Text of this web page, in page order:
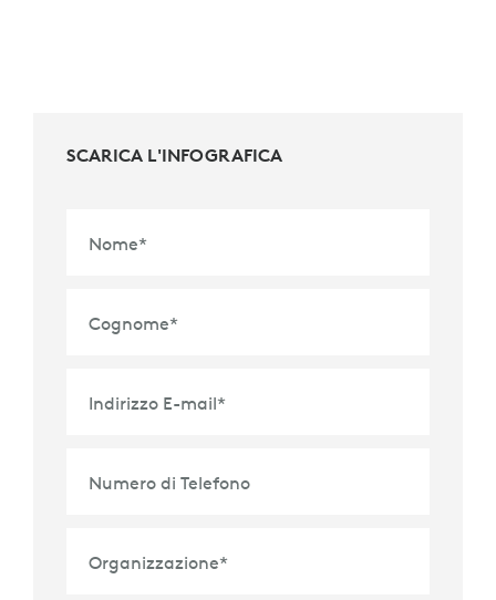
SCARICA L'INFOGRAFICA
Nome*
Cognome*
Indirizzo E-mail*
Numero di Telefono
Organizzazione*